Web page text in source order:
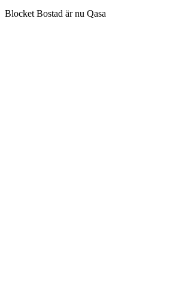
Blocket Bostad är nu Qasa